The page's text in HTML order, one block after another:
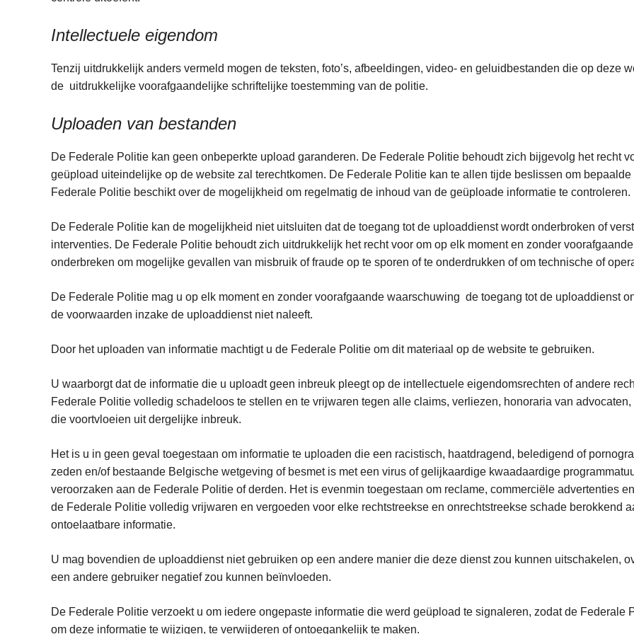
Intellectuele eigendom
Tenzij uitdrukkelijk anders vermeld mogen de teksten, foto’s, afbeeldingen, video- en geluidbestanden die op deze
de uitdrukkelijke voorafgaandelijke schriftelijke toestemming van de politie.
Uploaden van bestanden
De Federale Politie kan geen onbeperkte upload garanderen. De Federale Politie behoudt zich bijgevolg het recht
geüpload uiteindelijke op de website zal terechtkomen. De Federale Politie kan te allen tijde beslissen om
Federale Politie beschikt over de mogelijkheid om regelmatig de inhoud van de geüploade informatie te controleren.
De Federale Politie kan de mogelijkheid niet uitsluiten dat de toegang tot de uploaddienst wordt onderbroken of
interventies. De Federale Politie behoudt zich uitdrukkelijk het recht voor om op elk moment en zonder
onderbreken om mogelijke gevallen van misbruik of fraude op te sporen of te onderdrukken of om technische of
De Federale Politie mag u op elk moment en zonder voorafgaande waarschuwing de toegang tot de uploaddienst
de voorwaarden inzake de uploaddienst niet naleeft.
Door het uploaden van informatie machtigt u de Federale Politie om dit materiaal op de website te gebruiken.
U waarborgt dat de informatie die u uploadt geen inbreuk pleegt op de intellectuele eigendomsrechten of andere
Federale Politie volledig schadeloos te stellen en te vrijwaren tegen alle claims, verliezen, honoraria van
die voortvloeien uit dergelijke inbreuk.
Het is u in geen geval toegestaan om informatie te uploaden die een racistisch, haatdragend, beledigend of
zeden en/of bestaande Belgische wetgeving of besmet is met een virus of gelijkaardige kwaadaardige
veroorzaken aan de Federale Politie of derden. Het is evenmin toegestaan om reclame, commerciële advertenties
de Federale Politie volledig vrijwaren en vergoeden voor elke rechtstreekse en onrechtstreekse schade berokkend
ontoelaatbare informatie.
U mag bovendien de uploaddienst niet gebruiken op een andere manier die deze dienst zou kunnen uitschakelen,
een andere gebruiker negatief zou kunnen beïnvloeden.
De Federale Politie verzoekt u om iedere ongepaste informatie die werd geüpload te signaleren, zodat de Federale
om deze informatie te wijzigen, te verwijderen of ontoegankelijk te maken.